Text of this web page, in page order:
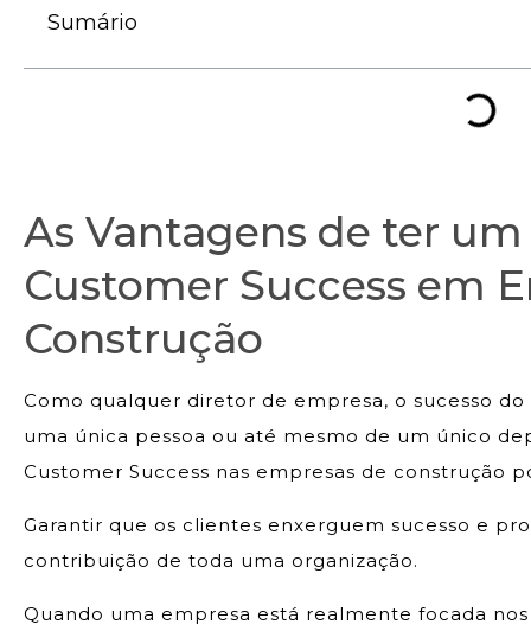
Sumário
As Vantagens de ter
Customer Success em
Construção
Como qualquer diretor de empresa, o sucesso
uma única pessoa ou até mesmo de um único
Customer Success nas empresas de construção
Garantir que os clientes enxerguem sucesso e
contribuição de toda uma organização.
Quando uma empresa está realmente focada